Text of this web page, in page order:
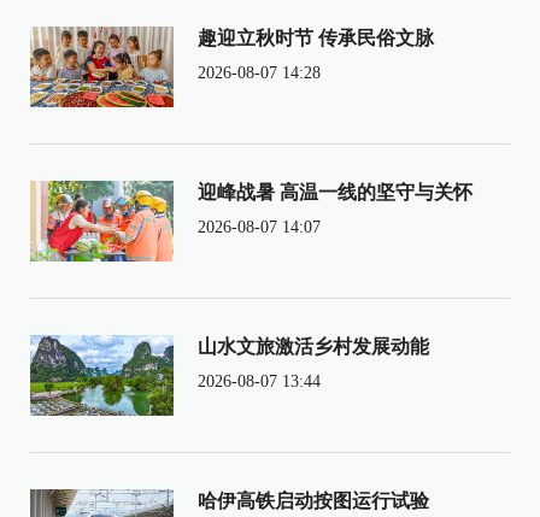
趣迎立秋时节 传承民俗文脉
2026-08-07 14:28
迎峰战暑 高温一线的坚守与关怀
2026-08-07 14:07
山水文旅激活乡村发展动能
2026-08-07 13:44
哈伊高铁启动按图运行试验